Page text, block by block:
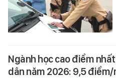
Ngành học cao điểm
dân năm 2026: 9,5